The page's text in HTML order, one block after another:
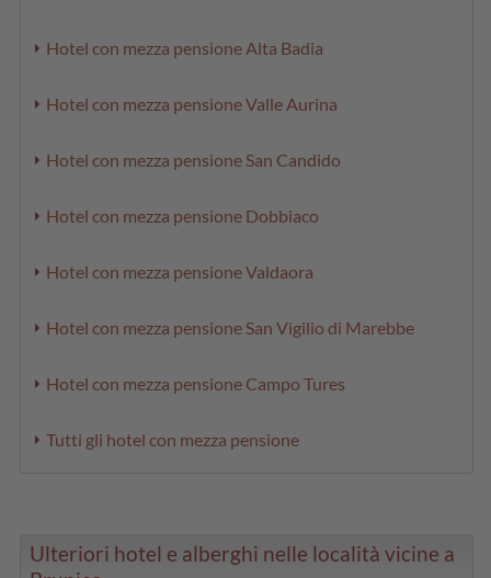
Hotel con mezza pensione Alta Badia
Hotel con mezza pensione Valle Aurina
Hotel con mezza pensione San Candido
Hotel con mezza pensione Dobbiaco
Hotel con mezza pensione Valdaora
Hotel con mezza pensione San Vigilio di Marebbe
Hotel con mezza pensione Campo Tures
Tutti gli hotel con mezza pensione
Ulteriori hotel e alberghi nelle località vicine a